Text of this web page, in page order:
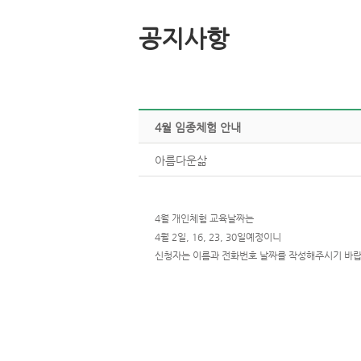
공지사항
4월임종체험안내
아름다운삶
4월개인체험교육날짜는
4월2일,16,23,30일예정이니
신청자는이름과전화번호날짜를작성해주시기바